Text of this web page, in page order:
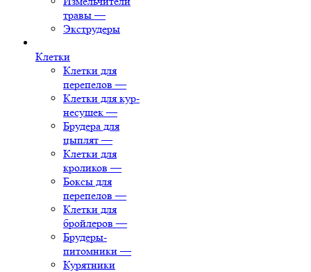
травы —
Экструдеры
Клетки
Клетки для
перепелов —
Клетки для кур-
несушек —
Брудера для
цыплят —
Клетки для
кроликов —
Боксы для
перепелов —
Клетки для
бройлеров —
Брудеры-
питомники —
Курятники